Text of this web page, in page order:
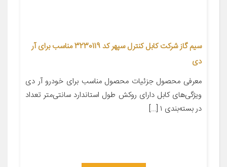
سیم گاز شرکت کابل کنترل سپهر کد 3230119 مناسب برای آر
دی
معرفی محصول جزئیات محصول مناسب برای خودرو آر دی
ویژگی‌های کابل دارای روکش طول استاندارد سانتی‌متر تعداد
در بسته‌بندی ۱ […]